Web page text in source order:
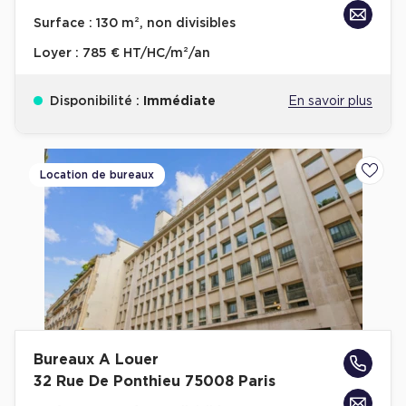
Achat de Bureaux à Rennes
Collections de Bureaux
Immeuble de bureaux avec services
Location bureaux Bellecour - Cordeliers (Lyon)
Haussmanniens
Location d'Entrepôts / Activités
Location d'Entrepôts / Activités à Aix-en-Provence
Surface : 130 m², non divisibles
Loyer : 785 € HT/HC/m²/an
Disponibilité : Immédiate En savoir plus
Location de bureaux
Bureaux A Louer
32 Rue De Ponthieu 75008 Paris